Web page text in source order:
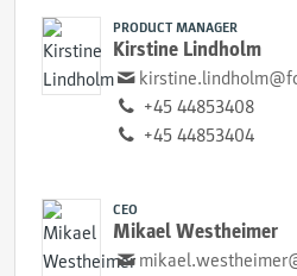
PRODUCT MANAGER
Kirstine Lindholm
+45 44853408
+45 44853404
CEO
Mikael Westheimer